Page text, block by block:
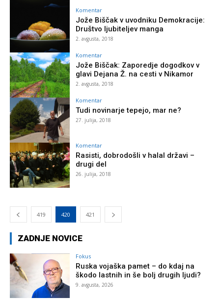
Komentar
Jože Biščak v uvodniku Demokracije:
Društvo ljubiteljev manga
2. avgusta, 2018
Komentar
Jože Biščak: Zaporedje dogodkov v
glavi Dejana Ž. na cesti v Nikamor
2. avgusta, 2018
Komentar
Tudi novinarje tepejo, mar ne?
27. julija, 2018
Komentar
Rasisti, dobrodošli v halal državi –
drugi del
26. julija, 2018
419 420 421
ZADNJE NOVICE
Fokus
Ruska vojaška pamet – do kdaj na
škodo lastnih in še bolj drugih ljudi?
9. avgusta, 2026